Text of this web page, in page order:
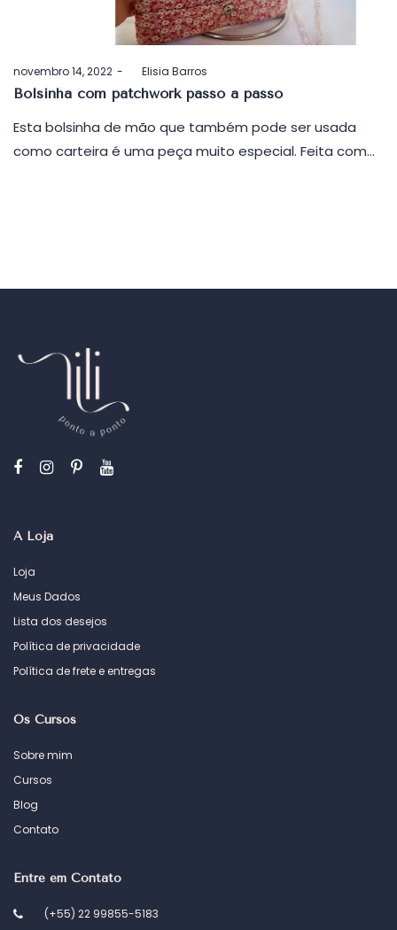
Postado
em
novembro 14, 2022 byElisia Barros
Bolsinha com patchwork passo a passo
Esta bolsinha de mão que também pode ser usada
como carteira é uma peça muito especial. Feita com…
A Loja
Loja
Meus Dados
Lista dos desejos
Política de privacidade
Política de frete e entregas
Os Cursos
Sobre mim
Cursos
Blog
Contato
Entre em Contato
(+55) 22 99855-5183